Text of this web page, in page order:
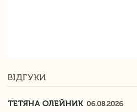
ВІДГУКИ
ТЕТЯНА ОЛЕЙНИК 06.08.2026